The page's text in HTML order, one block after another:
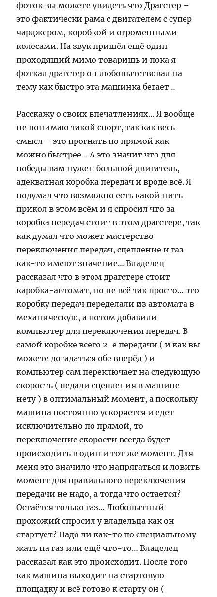
фоток вы можете увидеть что Драгстер –
это фактически рама с двигателем с супер
чарджером, коробкой и огроменными
колесами. На звук пришёл ещё один
проходящий мимо товаришь и пока я
фоткал драгстер он любопытствовал на
тему как быстро эта машинка бегает…
Расскажу о своих впечатлениях… Я вообще
не понимаю такой спорт, так как весь
смысл – это прогнать по прямой как
можно быстрее… А это значит что для
победы вам нужен большой двигатель,
адекватная коробка передач и вроде всё. Я
подумал что возможно есть какой нить
прикол в этом всём и я спросил что за
коробка передач стоит в этом драгстере, так
как думал что может мастерство
переключения передач, сцепление и газ
как-то имеют значение… Владелец
рассказал что в этом драгстере стоит
каробка-автомат, но не всё так просто… это
коробку передач переделали из автомата в
механическую, а потом добавили
компьютер для переключения передач. В
самой коробке всего 2-е передачи ( и как вы
можете догадаться обе вперёд ) и
компьютер сам переключает на следующую
скорость ( педали сцепления в машине
нету ) в оптимальный момент, а поскольку
машина постоянно ускоряется и едет
исключительно по прямой, то
переключение скорости всегда будет
происходить в один и тот же момент. Для
меня это значило что напрягаться и ловить
момент для правильного переключения
передачи не надо, а тогда что остается?
Остаётся только газ… Любопытный
прохожий спросил у владельца как он
стартует? Надо ли как-то по специальному
жать на газ или ещё что-то… Владелец
рассказал как это происходит. После того
как машина выходит на стартовую
площадку и всё готово к старту он (